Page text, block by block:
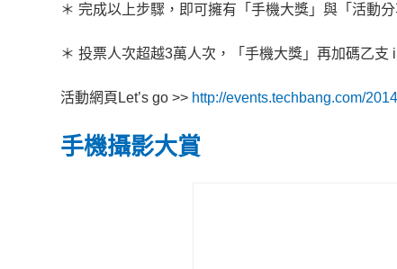
＊ 完成以上步驟，即可擁有「手機大獎」與「活動
＊ 投票人次超越3萬人次，「手機大獎」再加碼乙支
活動網頁Let’s go >> http://events.techbang.com/
手機攝影大賞